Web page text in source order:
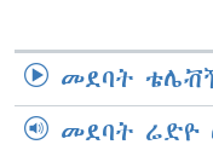
መደባት
መደባት ሬድዮ